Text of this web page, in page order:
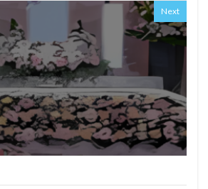
Next